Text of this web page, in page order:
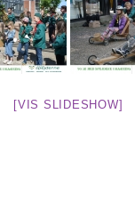
[VIS SLIDESHOW]